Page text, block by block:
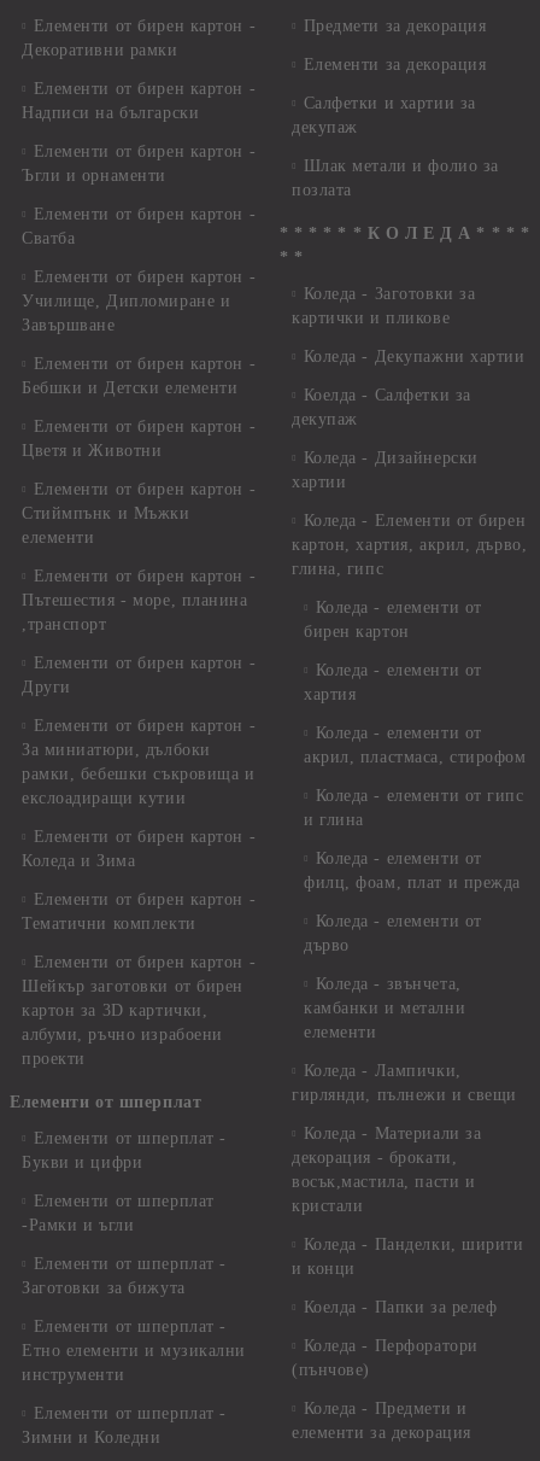
Елементи от бирен картон -
Декоративни рамки
Елементи от бирен картон -
Надписи на български
Елементи от бирен картон -
Ъгли и орнаменти
Елементи от бирен картон -
Сватба
Елементи от бирен картон -
Училище, Дипломиране и
Завършване
Елементи от бирен картон -
Бебшки и Детски елементи
Елементи от бирен картон -
Цветя и Животни
Елементи от бирен картон -
Стиймпънк и Мъжки
елементи
Елементи от бирен картон -
Пътешестия - море, планина
,транспорт
Елементи от бирен картон -
Други
Елементи от бирен картон -
За миниатюри, дълбоки
рамки, бебешки съкровища и
екслоадиращи кутии
Елементи от бирен картон -
Коледа и Зима
Елементи от бирен картон -
Тематични комплекти
Елементи от бирен картон -
Шейкър заготовки от бирен
картон за 3D картички,
албуми, ръчно израбоени
проекти
Елементи от шперплат
Елементи от шперплат -
Букви и цифри
Елементи от шперплат
-Рамки и ъгли
Елементи от шперплат -
Заготовки за бижута
Елементи от шперплат -
Етно елементи и музикални
инструменти
Елементи от шперплат -
Зимни и Коледни
Предмети за декорация
Елементи за декорация
Салфетки и хартии за
декупаж
Шлак метали и фолио за
позлата
* * * * * * К О Л Е Д А * * * *
* *
Коледа - Заготовки за
картички и пликове
Коледа - Декупажни хартии
Коелда - Салфетки за
декупаж
Коледа - Дизайнерски
хартии
Коледа - Eлементи от бирен
картон, хартия, акрил, дърво,
глина, гипс
Коледа - елементи от
бирен картон
Коледа - елементи от
хартия
Коледа - елементи от
акрил, пластмаса, стирофом
Коледа - елементи от гипс
и глина
Коледа - елементи от
филц, фоам, плат и прежда
Коледа - елементи от
дърво
Коледа - звънчета,
камбанки и метални
елементи
Коледа - Лампички,
гирлянди, пълнежи и свещи
Коледа - Материали за
декорация - брокати,
восък,мастила, пасти и
кристали
Коледа - Панделки, ширити
и конци
Коелда - Папки за релеф
Коледа - Перфоратори
(пънчове)
Коледа - Предмети и
елементи за декорация